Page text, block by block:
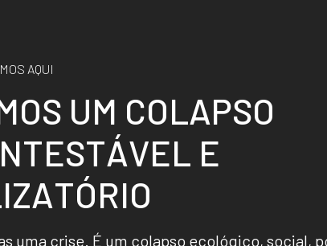
AQUI
OS UM COLAPSO
NTESTÁVEL E
IZATÓRIO
uma crise. É um colapso ecológico, social,